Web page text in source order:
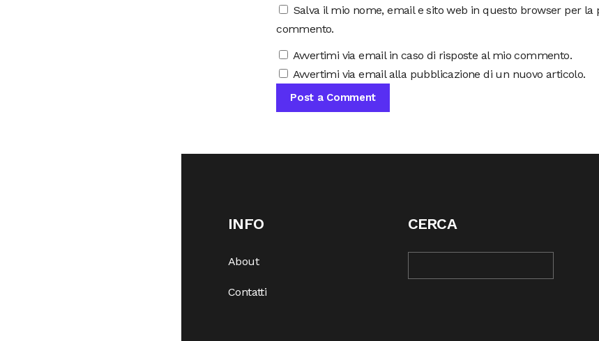
Salva il mio nome, email e sito web in questo browser per la
commento.
Avvertimi via email in caso di risposte al mio commento.
Avvertimi via email alla pubblicazione di un nuovo articolo.
INFO
About
Contatti
CERCA